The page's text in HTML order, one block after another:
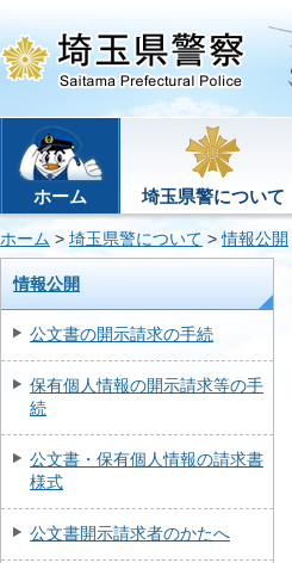
ホーム 埼玉県警について
ホーム > 埼玉県警について >情報公開
情報公開
公文書の開示請求の手続
保有個人情報の開示請求等の手
続
公文書・保有個人情報の請求書
様式
公文書開示請求者のかたへ